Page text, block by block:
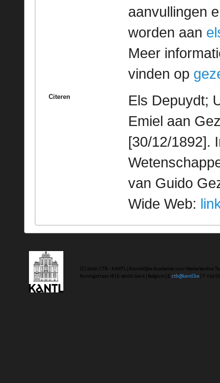
aanvullingen
worden aan
Meer
vinden op
Citeren
Els Depuydt;
Emiel aan
[30/12/1892].
van Guido
Wide Web:
(C) 2020 CTB - KANTL | Koninklijke Academie voor Nederlandse
Koningstraat 18 | b-9000 Gent | Belgium | E ctb@kantl.be | T +32